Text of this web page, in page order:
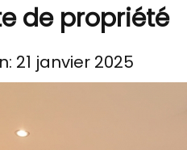
de propriété
21 janvier 2025